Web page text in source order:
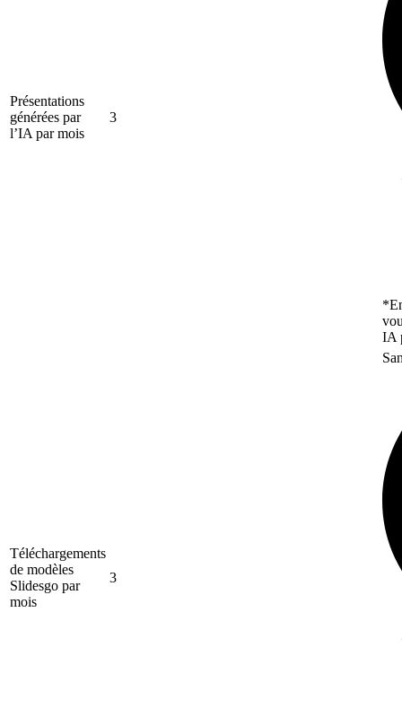
Présentations
générées par
l’IA par mois
3
IA
Téléchargements
de modèles
Slidesgo par
mois
3